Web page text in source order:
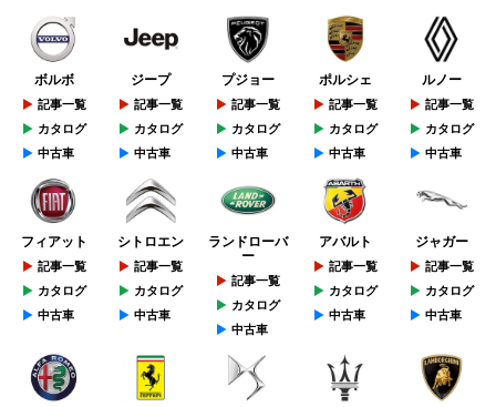
ボルボ
記事一覧
カタログ
中古車
ジープ
記事一覧
カタログ
中古車
プジョー
記事一覧
カタログ
中古車
ポルシェ
記事一覧
カタログ
中古車
ルノー
記事一覧
カタログ
中古車
フィアット
記事一覧
カタログ
中古車
シトロエン
記事一覧
カタログ
中古車
ランドローバ
ー
記事一覧
カタログ
中古車
アバルト
記事一覧
カタログ
中古車
ジャガー
記事一覧
カタログ
中古車